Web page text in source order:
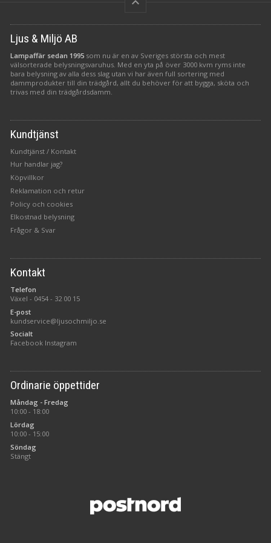
Ljus & Miljö AB
Lampaffär sedan 1995 som nu är en av Sveriges största och mest
välsorterade belysningsvaruhus. Med en yta på över 3000 kvm ryms inte
bara belysning av alla dess slag utan vi har även full sortering med
dammprodukter till din trädgård, allt du behöver för att bygga, sköta och
trivas med din trädgårdsdamm.
Kundtjänst
Kundtjänst / Kontakt
Hur handlar jag?
Köpvillkor
Reklamation och retur
Policy och cookies
Elkostnad belysning
Frågor & Svar
Kontakt
Telefon
Växel - 0454 - 32 00 15
E-post
kundservice@ljusochmiljo.se
Socialt
Facebook Instagram
Ordinarie öppettider
Måndag - Fredag
10:00 - 18:00
Lördag
10:00 - 15:00
Söndag
Stängt